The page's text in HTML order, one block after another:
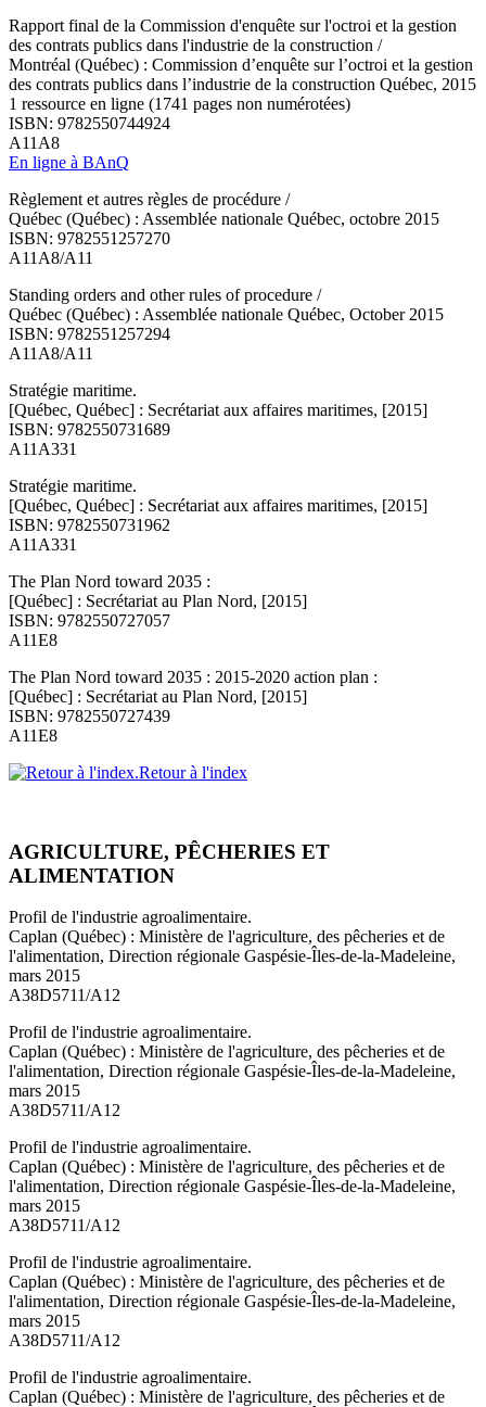
Rapport final de la Commission d'enquête sur l'octroi et la gestion
des contrats publics dans l'industrie de la construction /
Montréal (Québec) : Commission d’enquête sur l’octroi et la gestion
des contrats publics dans l’industrie de la construction Québec, 2015
1 ressource en ligne (1741 pages non numérotées)
ISBN: 9782550744924
A11A8
En ligne à BAnQ
Règlement et autres règles de procédure /
Québec (Québec) : Assemblée nationale Québec, octobre 2015
ISBN: 9782551257270
A11A8/A11
Standing orders and other rules of procedure /
Québec (Québec) : Assemblée nationale Québec, October 2015
ISBN: 9782551257294
A11A8/A11
Stratégie maritime.
[Québec, Québec] : Secrétariat aux affaires maritimes, [2015]
ISBN: 9782550731689
A11A331
Stratégie maritime.
[Québec, Québec] : Secrétariat aux affaires maritimes, [2015]
ISBN: 9782550731962
A11A331
The Plan Nord toward 2035 :
[Québec] : Secrétariat au Plan Nord, [2015]
ISBN: 9782550727057
A11E8
The Plan Nord toward 2035 : 2015-2020 action plan :
[Québec] : Secrétariat au Plan Nord, [2015]
ISBN: 9782550727439
A11E8
Retour à l'index
AGRICULTURE, PÊCHERIES ET
ALIMENTATION
Profil de l'industrie agroalimentaire.
Caplan (Québec) : Ministère de l'agriculture, des pêcheries et de
l'alimentation, Direction régionale Gaspésie-Îles-de-la-Madeleine,
mars 2015
A38D5711/A12
Profil de l'industrie agroalimentaire.
Caplan (Québec) : Ministère de l'agriculture, des pêcheries et de
l'alimentation, Direction régionale Gaspésie-Îles-de-la-Madeleine,
mars 2015
A38D5711/A12
Profil de l'industrie agroalimentaire.
Caplan (Québec) : Ministère de l'agriculture, des pêcheries et de
l'alimentation, Direction régionale Gaspésie-Îles-de-la-Madeleine,
mars 2015
A38D5711/A12
Profil de l'industrie agroalimentaire.
Caplan (Québec) : Ministère de l'agriculture, des pêcheries et de
l'alimentation, Direction régionale Gaspésie-Îles-de-la-Madeleine,
mars 2015
A38D5711/A12
Profil de l'industrie agroalimentaire.
Caplan (Québec) : Ministère de l'agriculture, des pêcheries et de